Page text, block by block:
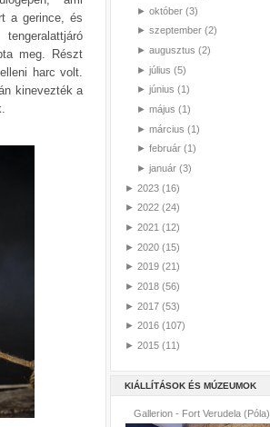
a gerince, és
meg. Részt
harc volt.
kinevezték a
► október (3)
► szeptember (2)
► augusztus (2)
► július (5)
► június (1)
► május (1)
► március (1)
► február (1)
► január (3)
► 2023 (16)
► 2022 (24)
► 2021 (12)
► 2020 (15)
► 2019 (21)
► 2018 (56)
► 2017 (53)
► 2016 (107)
► 2015 (11)
KIÁLLÍTÁSOK ÉS MÚZEUMOK
Gallerion - Fort Verudela (Póla)